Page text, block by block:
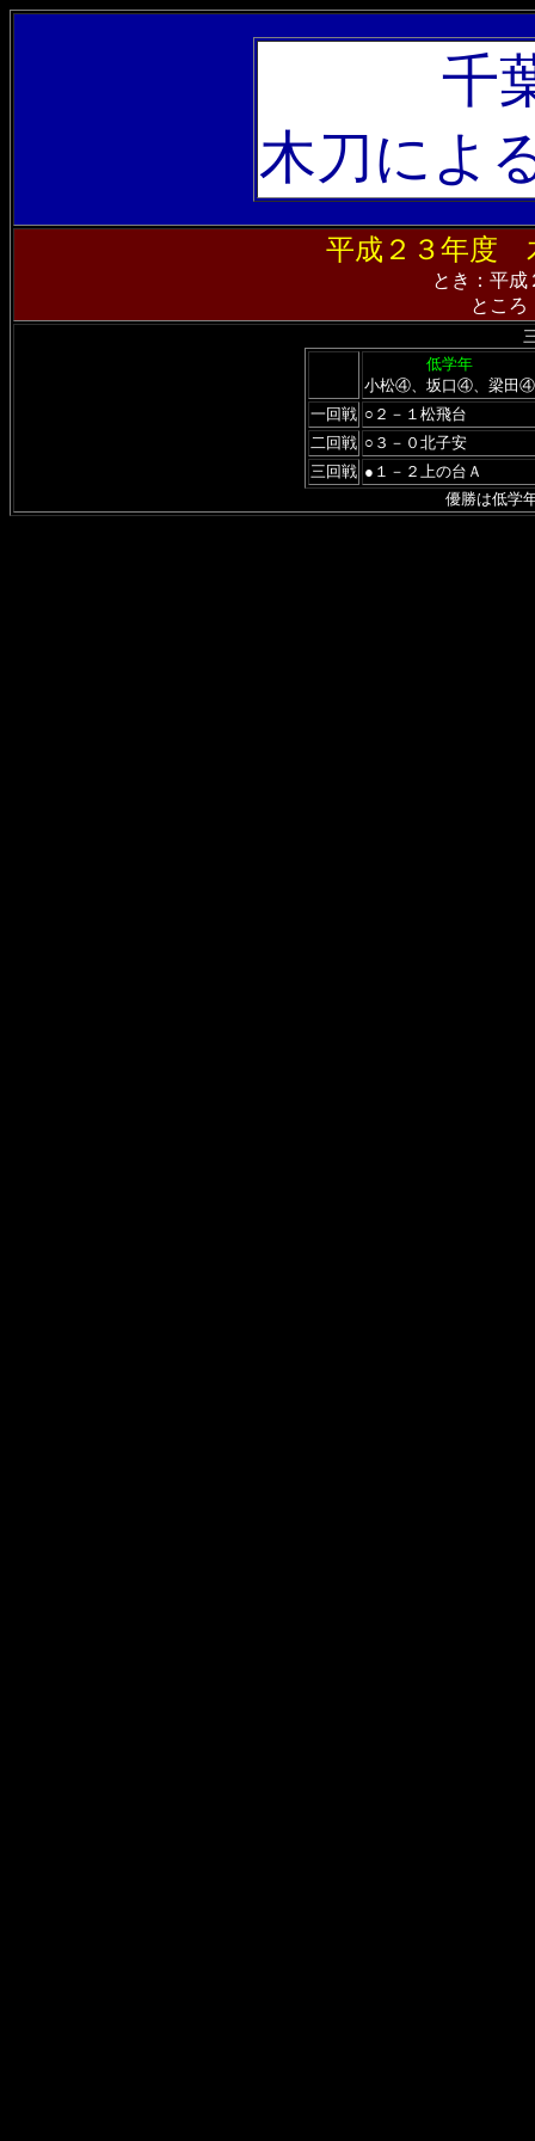
千
木刀によ
平成２３年度
とき：平成
ところ
低学年
小松④、坂口④、梁田④
一回戦 ○２－１松飛台
二回戦 ○３－０北子安
三回戦 ●１－２上の台Ａ
優勝は低学